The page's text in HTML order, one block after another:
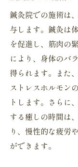
鍼灸院での施術は
与します。鍼灸は
を促進し、筋肉の
により、身体のバ
得られます。また
ストレスホルモン
トします。さらに
する癒しの時間は
り、慢性的な疲労
ができます。